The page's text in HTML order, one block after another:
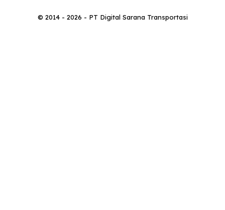
© 2014 - 2026 - PT Digital Sarana Transportasi